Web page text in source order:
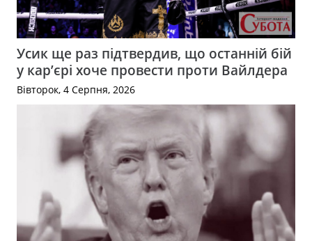
Усик ще раз підтвердив, що останній бій
у кар’єрі хоче провести проти Вайлдера
Вівторок, 4 Серпня, 2026